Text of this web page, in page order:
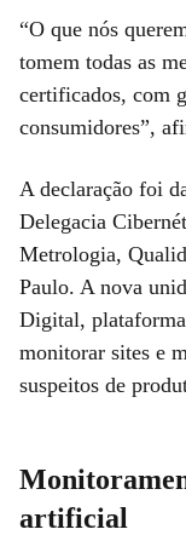
“O que nós
tomem todas as
certificados, com
consumidores”,
A declaração foi
Delegacia
Metrologia,
Paulo. A nova
Digital,
monitorar sites e
suspeitos de
artificial